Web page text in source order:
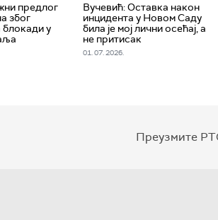
предлог
због
блокади у
Вучевић: Оставка након
инцидента у Новом Саду
била је мој лични осећај, а
не притисак
01. 07. 2026.
Преузмите